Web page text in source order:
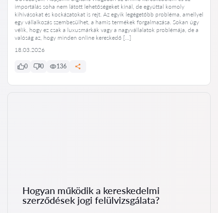
importálás soha nem látott lehetőségeket kínál, de egyúttal komoly
kihívásokat és kockázatokat is rejt. Az egyik legégetőbb probléma, amellyel
egy vállalkozás szembesülhet, a hamis termékek forgalmazása. Sokan úgy
vélik, hogy ez csak a luxusmárkák vagy a nagyvállalatok problémája, de a
valóság az, hogy minden online kereskedő […]
18.03.2026
0 0 136
Hogyan működik a kereskedelmi
szerződések jogi felülvizsgálata?